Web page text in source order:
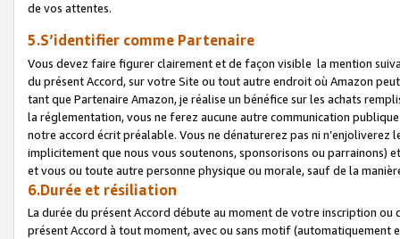
de vos attentes.
5.S’identifier comme Partenaire
Vous devez faire figurer clairement et de façon visible la mention
du présent Accord, sur votre Site ou tout autre endroit où Amazon
tant que Partenaire Amazon, je réalise un bénéfice sur les achats
la réglementation, vous ne ferez aucune autre communication
notre accord écrit préalable. Vous ne dénaturerez pas ni
implicitement que nous vous soutenons, sponsorisons ou parrainons)
et vous ou toute autre personne physique ou morale, sauf de la
6.Durée et résiliation
La durée du présent Accord débute au moment de votre inscription
présent Accord à tout moment, avec ou sans motif (automatiquement